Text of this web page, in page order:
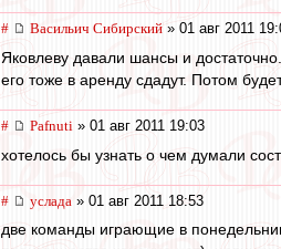
# Васильич Сибирский » 01 авг 2011
Яковлеву давали шансы и
его тоже в аренду сдадут. Потом
# Pafnuti » 01 авг 2011 19:03
хотелось бы узнать о чем думали
# услада » 01 авг 2011 18:53
две команды играющие в